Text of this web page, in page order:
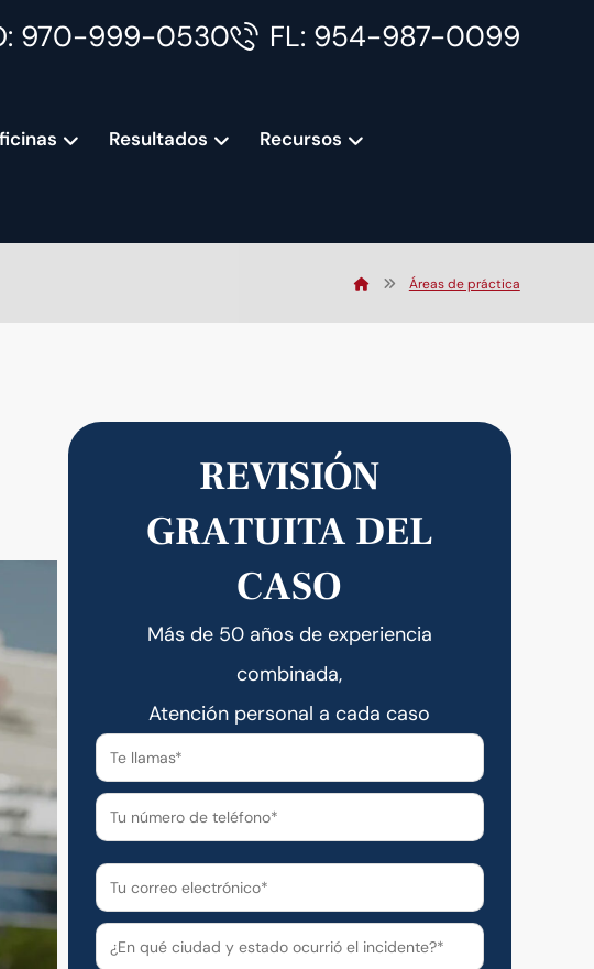
970-999-0530 FL: 954-987-0099
Resultados Recursos
Áreas de práctica
REVISIÓN
GRATUITA DEL
CASO
Más de 50 años de experiencia
combinada,
Atención personal a cada caso